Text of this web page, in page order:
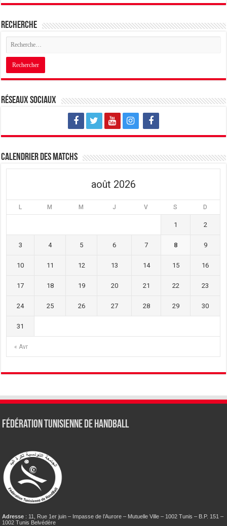
Recherche
Réseaux sociaux
Calendrier des matchs
août 2026
L M M J V S D
« Avr
1 2
3 4 5 6 7 8 9
10 11 12 13 14 15 16
17 18 19 20 21 22 23
24 25 26 27 28 29 30
31
Fédération tunisienne de Handball
Adresse : 11, Rue 1er juin – Impasse de l’Aurore – Mutuelle Ville – 1002 Tunis – B.P. 151 –
1002 Tunis Belvédère